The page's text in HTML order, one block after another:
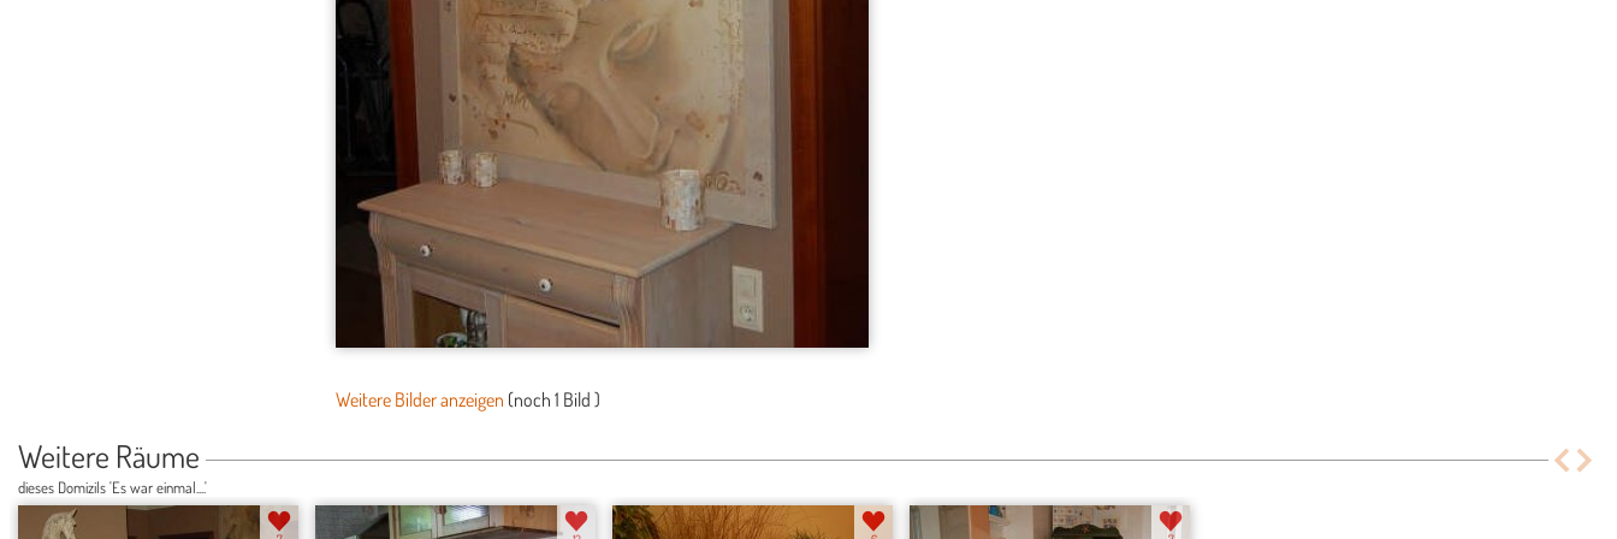
Weitere Bilder anzeigen (noch 1 Bild )
Weitere Räume
dieses Domizils 'Es war einmal....'